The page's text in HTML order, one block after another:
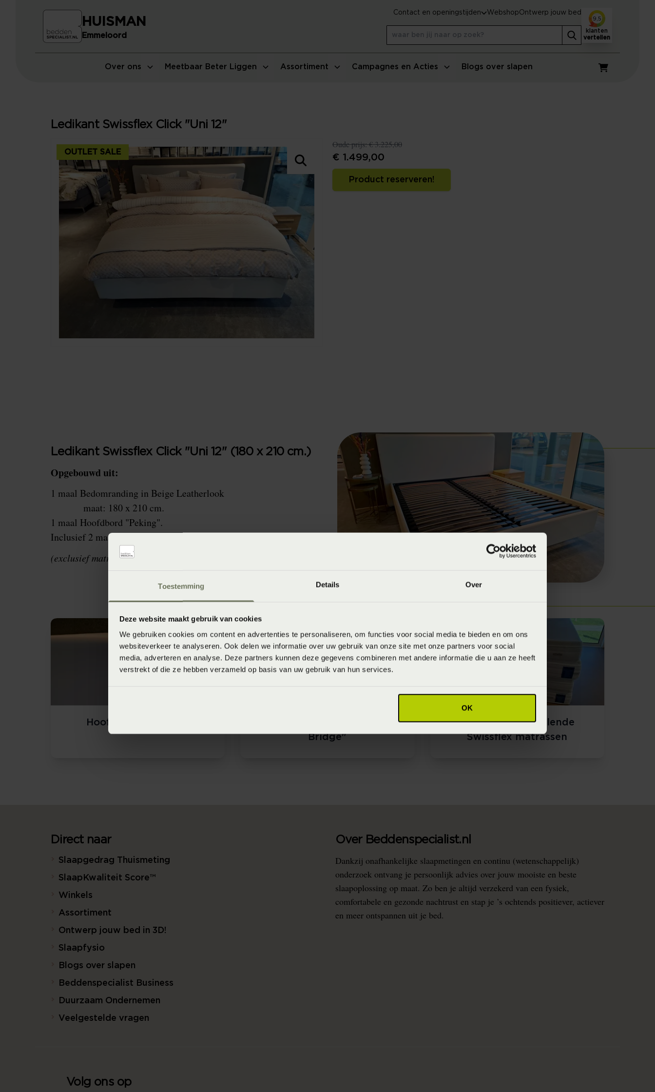
Toestemming Details Over
Deze website maakt gebruik van cookies
We gebruiken cookies om content en advertenties te personaliseren, om functies voor social media te bieden en om ons
websiteverkeer te analyseren. Ook delen we informatie over uw gebruik van onze site met onze partners voor social
media, adverteren en analyse. Deze partners kunnen deze gegevens combineren met andere informatie die u aan ze heeft
verstrekt of die ze hebben verzameld op basis van uw gebruik van hun services.
OK
Over ons Meetbaar Beter Liggen Assortiment Campagnes en Acties Blogs over slapen
Winkelwagen
HUISMAN
Emmeloord
Contact en openingstijden WebshopOntwerp jouw bed
9,5
klanten
vertellen
Ledikant Swissflex Click "Uni 12"
OUTLET SALE
Oude prijs:€ 3.225,00
€ 1.499,00
Product reserveren!
Ledikant Swissflex Click "Uni 12" (180 x 210 cm.)
Opgebouwd uit:
1 maal Bedomranding in Beige Leatherlook
maat: 180 x 210 cm.
1 maal Hoofdbord "Peking".
Inclusief 2 maal zelfregulerende lattenbodems "Uni 12 bridge".
(exclusief matrassen)
Hoofdbord "Peking"
Bridge"
Keuze uit verschillende
Swissflex matrassen
Direct naar
Slaapgedrag Thuismeting
SlaapKwaliteit Score™
Winkels
Assortiment
Ontwerp jouw bed in 3D!
Slaapfysio
Blogs over slapen
Beddenspecialist Business
Duurzaam Ondernemen
Veelgestelde vragen
Over Beddenspecialist.nl
Dankzij onafhankelijke slaapmetingen en continu (wetenschappelijk)
onderzoek ontvang je persoonlijk advies over jouw mooiste en beste
slaapoplossing op maat. Zo ben je altijd verzekerd van een fysiek,
comfortabele en gezonde nachtrust en stap je ’s ochtends positiever, actiever
en meer ontspannen uit je bed.
Volg ons op